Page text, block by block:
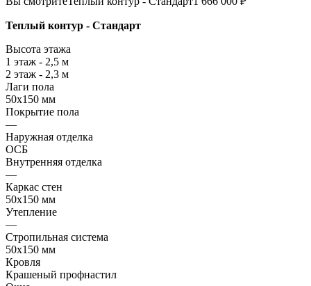
Теплый контур - Стандарт
Высота этажа
1 этаж - 2,5 м
2 этаж - 2,3 м
Лаги пола
50х150 мм
Покрытие пола
—
Наружная отделка
ОСБ
Внутренняя отделка
—
Каркас стен
50х150 мм
Утепление
—
Стропильная система
50х150 мм
Кровля
Крашеный профнастил